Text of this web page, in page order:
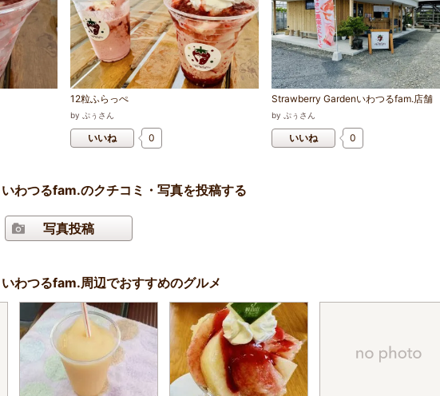
12粒ふらっぺ
by ぷぅさん
いいね 0
Strawberry Gardenいわつるfam.店舗
by ぷぅさん
いいね 0
わつるfam.のクチコミ・写真を投稿する
写真投稿
わつるfam.周辺でおすすめのグルメ